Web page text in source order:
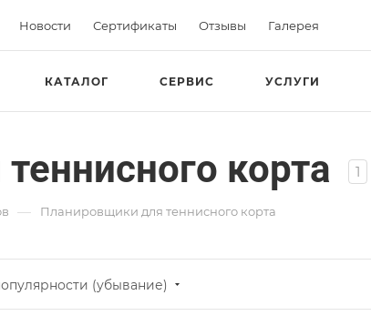
Новости Сертификаты Отзывы Галерея
КАТАЛОГ СЕРВИС УСЛУГИ
корта 1
— Планировщики для теннисного корта
(убывание)